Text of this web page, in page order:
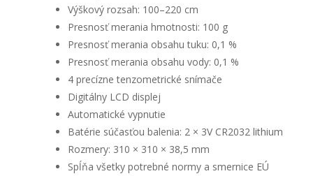
Výškový rozsah: 100–220 cm
Presnosť merania hmotnosti: 100 g
Presnosť merania obsahu tuku: 0,1 %
Presnosť merania obsahu vody: 0,1 %
4 precízne tenzometrické snímače
Digitálny LCD displej
Automatické vypnutie
Batérie súčasťou balenia: 2 × 3V CR2032 lithium
Rozmery: 310 × 310 × 38,5 mm
Spĺňa všetky potrebné normy a smernice EÚ